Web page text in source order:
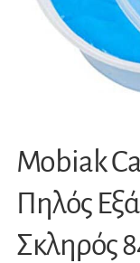
Mobiak
Πηλός
Σκληρός